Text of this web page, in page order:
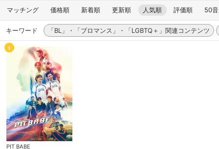
マッチング 価格順 新着順 更新順 人気順 評価順 50
キーワード 「BL」・「ブロマンス」・「LGBTQ＋」関連コンテンツ
1
PIT BABE